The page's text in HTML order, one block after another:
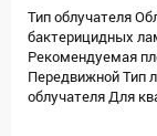
Тип облучателя
бактерицидных
Рекомендуемая
Передвижной Тип
облучателя Для